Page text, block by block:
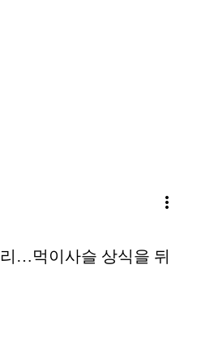
more_vert
…먹이사슬 상식을 뒤